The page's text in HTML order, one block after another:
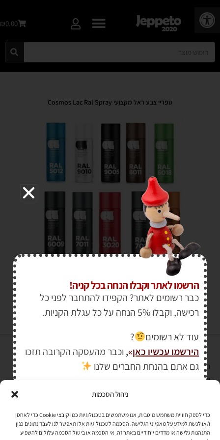
פתח סרגל נגישות
ניהול הסכמות
כדי לספק חוויית משתמש מיטבית, אנו משתמשים בטכנולוגיות כמו קובצי Cookie כדי לאחסן
ו/או לגשת למידע על מאפייני הגלישה. הסכמה לטכנולוגיות אלו תאפשר לנו לעבד נתונים כגון
התנהגות גלישה או מדדים ייחודיים באתר זה. אי הסכמה או ביטול הסכמה עלולים להשפיע
₪0.00
ספריי צבע ראל מקצועי Cosmos Lac Ral Spray
והעומד בתקן אבטחה PCI DSS Level-1
לתקנון האתר»
הרשמו לאתר וקבלו הנחה בכל קניה!
כבר רשומים לאתר? הקפידו להתחבר לפני כל
רכישה, וקבלו 5% הנחה על כל עגלת הקניות.
עוד לא רשומים
?
הירשמו עכשיו כאן»
, וכבר מהעסקה הקרובה תזכו
גם אתם בהנחת החברים שלנו